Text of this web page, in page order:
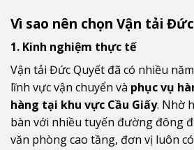
Vì sao nên chọn Vận tải
1. Kinh nghiệm thực tế
Vận tải Đức Quyết đã có nhiều
lĩnh vực vận chuyển và phục vụ
hàng tại khu vực Cầu Giấy. Nhờ
bàn với nhiều tuyến đường đông
văn phòng cao tầng, đơn vị luôn